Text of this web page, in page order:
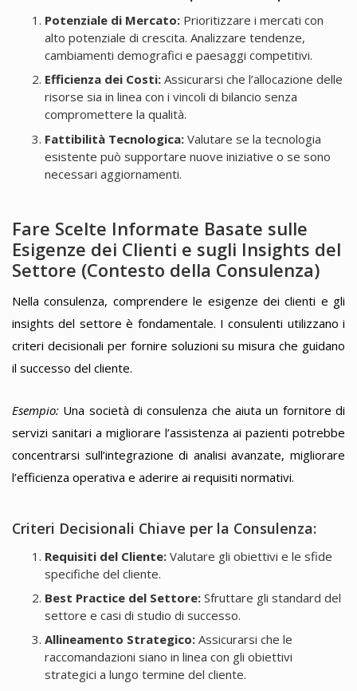
Potenziale di Mercato:Prioritizzare i mercati con
alto potenziale di crescita. Analizzare tendenze,
cambiamenti demografici e paesaggi competitivi.
Efficienza dei Costi:Assicurarsi che l’allocazione delle
risorse sia in linea con i vincoli di bilancio senza
compromettere la qualità.
Fattibilità Tecnologica:Valutare se la tecnologia
esistente può supportare nuove iniziative o se sono
necessari aggiornamenti.
Fare Scelte Informate Basate sulle
Esigenze dei Clienti e sugli Insights del
Settore (Contesto della Consulenza)
Nella consulenza, comprendere le esigenze dei clienti e gli
insights del settore è fondamentale. I consulenti utilizzano i
criteri decisionali per fornire soluzioni su misura che guidano
il successo del cliente.
Esempio: Una società di consulenza che aiuta un fornitore di
servizi sanitari a migliorare l’assistenza ai pazienti potrebbe
concentrarsi sull’integrazione di analisi avanzate, migliorare
l’efficienza operativa e aderire ai requisiti normativi.
Criteri Decisionali Chiave per la Consulenza:
Requisiti del Cliente:Valutare gli obiettivi e le sfide
specifiche del cliente.
Best Practice del Settore:Sfruttare gli standard del
settore e casi di studio di successo.
Allineamento Strategico:Assicurarsi che le
raccomandazioni siano in linea con gli obiettivi
strategici a lungo termine del cliente.